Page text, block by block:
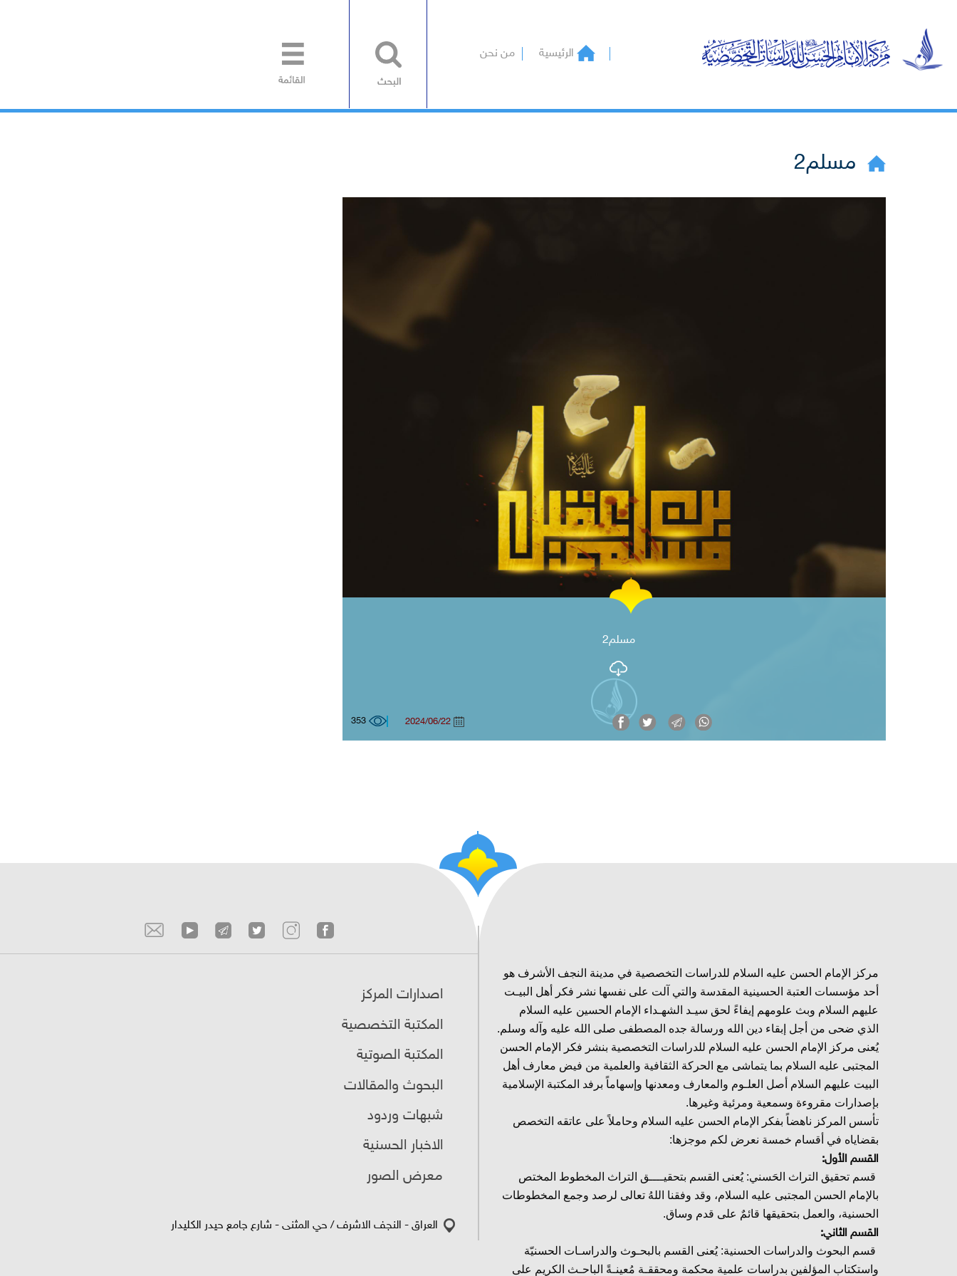
الرئيسية من نحن
مسلم2
مسلم2
353
مركز الإمام الحسن عليه السلام للدراسات التخصصية في مدينة النجف الأشرف هو
أحد مؤسسات العتبة الحسينية المقدسة والتي آلت على نفسها نشر فكر أهل البيـت
عليهم السلام وبث علومهم إيفاءً لحق سيـد الشهـداء الإمام الحسين عليه السلام
الذي ضحى من أجل إبقاء دين الله ورسالة جده المصطفى صلى الله عليه وآله وسلم.
يُعنى مركز الإمام الحسن عليه السلام للدراسات التخصصية بنشر فكر الإمام الحسن
المجتبى عليه السلام بما يتماشى مع الحركة الثقافية والعلمية من فيض معارف أهل
البيت عليهم السلام أصل العلـوم والمعارف ومعدنها وإسهاماً برفد المكتبة الإسلامية
بإصدارات مقروءة وسمعية ومرئية وغيرها.
تأسس المركز ناهضاً بفكر الإمام الحسن عليه السلام وحاملاً على عاتقه التخصص
بقضاياه في أقسام خمسة نعرض لكم موجزها:
القسم الأول:
قسم تحقيق التراث الحَسني: يُعنى القسم بتحقيــــق التراث المخطوط المختص
بالإمام الحسن المجتبى عليه السلام، وقد وفقنا اللهُ تعالى لرصد وجمع المخطوطات
الحسنية، والعمل بتحقيقها قائمٌ على قدم وساق.
القسم الثاني:
قسم البحوث والدراسات الحسنية: يُعنى القسم بالبحـوث والدراسـات الحسنيّة
واستكتاب المؤلفين بدراسات علمية محكمة ومحققـة مُعينـةً الباحـث الكريم على
اصدارات المركز
المكتبة التخصصية
المكتبة الصوتية
البحوث والمقالات
شبهات وردود
الاخبار الحسنية
معرض الصور
العراق - النجف الاشرف / حي المثنى - شارع جامع حيدر الكليدار